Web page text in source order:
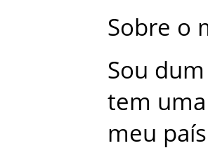
Sobre o
Sou dum
tem uma
meu país